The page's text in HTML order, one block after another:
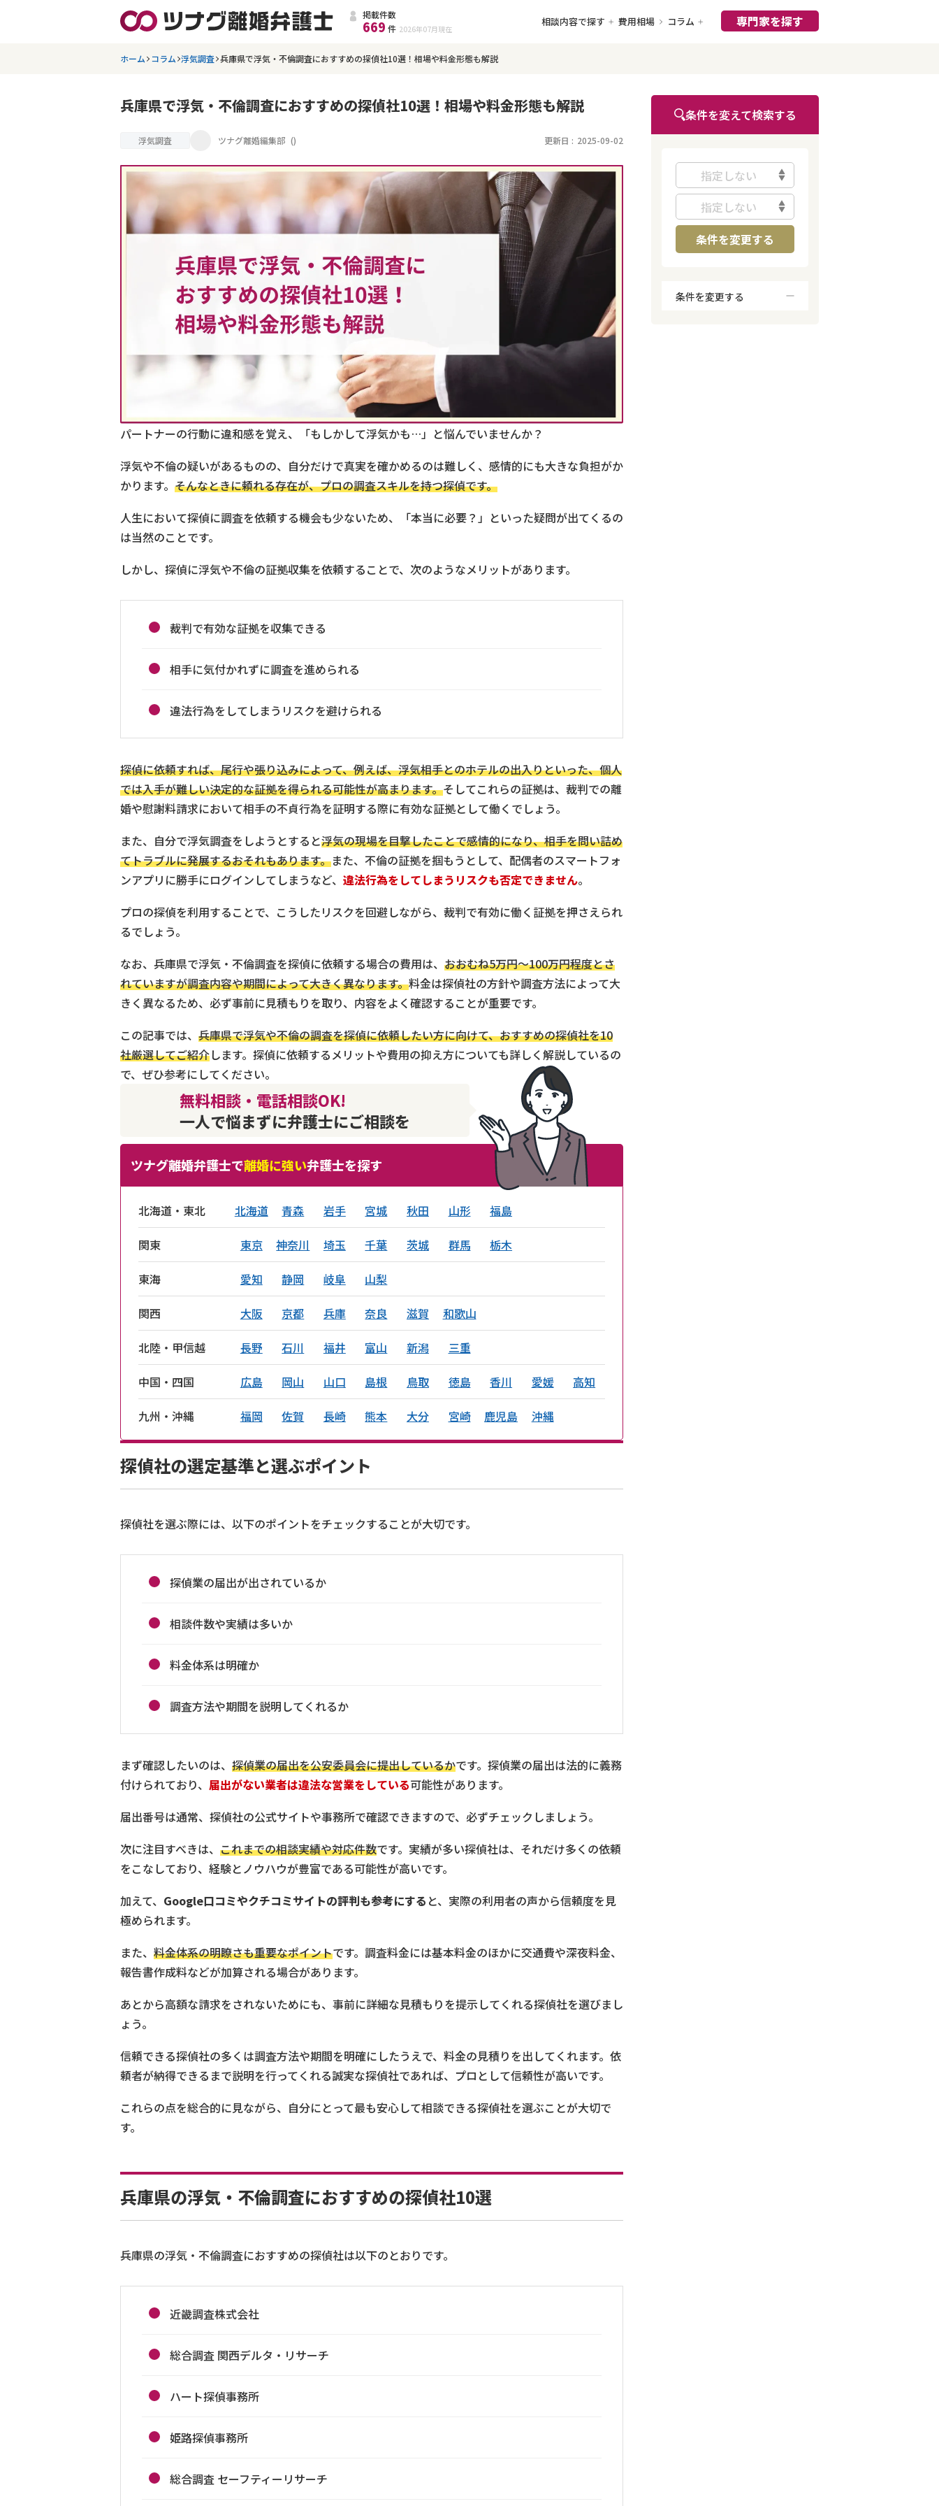
掲載件数
669 件 2026年07月 現在
相談内容で探す 費用相場 コラム 専門家を探す
ホーム コラム 浮気調査 兵庫県で浮気・不倫調査におすすめの探偵社10選！相場や料金形態も解説
兵庫県で浮気・不倫調査におすすめの探偵社10選！相場や料金形態も解説
浮気調査 ツナグ離婚編集部 () 更新日 : 2025-09-02
パートナーの行動に違和感を覚え、「もしかして浮気かも…」と悩んでいませんか？
浮気や不倫の疑いがあるものの、自分だけで真実を確かめるのは難しく、感情的にも大きな負担がか
かります。 そんなときに頼れる存在が、プロの調査スキルを持つ探偵です。
人生において探偵に調査を依頼する機会も少ないため、「本当に必要？」といった疑問が出てくるの
は当然のことです。
しかし、探偵に浮気や不倫の証拠収集を依頼することで、次のようなメリットがあります。
裁判で有効な証拠を収集できる
相手に気付かれずに調査を進められる
違法行為をしてしまうリスクを避けられる
探偵に依頼すれば、尾行や張り込みによって、例えば、浮気相手とのホテルの出入りといった、個人
では入手が難しい決定的な証拠を得られる可能性が高まります。そしてこれらの証拠は、裁判での離
婚や慰謝料請求において相手の不貞行為を証明する際に有効な証拠として働くでしょう。
また、自分で浮気調査をしようとすると浮気の現場を目撃したことで感情的になり、相手を問い詰め
てトラブルに発展するおそれもあります。また、不倫の証拠を掴もうとして、配偶者のスマートフォ
ンアプリに勝手にログインしてしまうなど、 違法行為をしてしまうリスクも否定できません。
プロの探偵を利用することで、こうしたリスクを回避しながら、裁判で有効に働く証拠を押さえられ
るでしょう。
なお、兵庫県で浮気・不倫調査を探偵に依頼する場合の費用は、 おおむね5万円〜100万円程度とさ
れていますが調査内容や期間によって大きく異なります。料金は探偵社の方針や調査方法によって大
きく異なるため、必ず事前に見積もりを取り、内容をよく確認することが重要です。
この記事では、 兵庫県で浮気や不倫の調査を探偵に依頼したい方に向けて、おすすめの探偵社を10
社厳選してご紹介します。探偵に依頼するメリットや費用の抑え方についても詳しく解説しているの
で、ぜひ参考にしてください。
無料相談・電話相談OK!
一人で悩まずに弁護士にご相談を
ツナグ離婚弁護士で離婚に強い弁護士を探す
北海道・東北 北海道 青森 岩手 宮城 秋田 山形 福島
関東 東京 神奈川 埼玉 千葉 茨城 群馬 栃木
東海 愛知 静岡 岐阜 山梨
関西 大阪 京都 兵庫 奈良 滋賀 和歌山
北陸・甲信越 長野 石川 福井 富山 新潟 三重
中国・四国 広島 岡山 山口 島根 鳥取 徳島 香川 愛媛 高知
九州・沖縄 福岡 佐賀 長崎 熊本 大分 宮崎 鹿児島 沖縄
探偵社の選定基準と選ぶポイント
探偵社を選ぶ際には、以下のポイントをチェックすることが大切です。
探偵業の届出が出されているか
相談件数や実績は多いか
料金体系は明確か
調査方法や期間を説明してくれるか
まず確認したいのは、 探偵業の届出を公安委員会に提出しているかです。探偵業の届出は法的に義務
付けられており、 届出がない業者は違法な営業をしている可能性があります。
届出番号は通常、探偵社の公式サイトや事務所で確認できますので、必ずチェックしましょう。
次に注目すべきは、 これまでの相談実績や対応件数です。実績が多い探偵社は、それだけ多くの依頼
をこなしており、経験とノウハウが豊富である可能性が高いです。
加えて、 Google口コミやクチコミサイトの評判も参考にする と、実際の利用者の声から信頼度を見
極められます。
また、 料金体系の明瞭さも重要なポイントです。調査料金には基本料金のほかに交通費や深夜料金、
報告書作成料などが加算される場合があります。
あとから高額な請求をされないためにも、事前に詳細な見積もりを提示してくれる探偵社を選びまし
ょう。
信頼できる探偵社の多くは調査方法や期間を明確にしたうえで、料金の見積りを出してくれます。依
頼者が納得できるまで説明を行ってくれる誠実な探偵社であれば、プロとして信頼性が高いです。
これらの点を総合的に見ながら、自分にとって最も安心して相談できる探偵社を選ぶことが大切で
す。
兵庫県の浮気・不倫調査におすすめの探偵社10選
兵庫県の浮気・不倫調査におすすめの探偵社は以下のとおりです。
近畿調査株式会社
総合調査 関西デルタ・リサーチ
ハート探偵事務所
姫路探偵事務所
総合調査 セーフティーリサーチ
条件を変えて検索する
指定しない
指定しない
条件を変更する
条件を変更する